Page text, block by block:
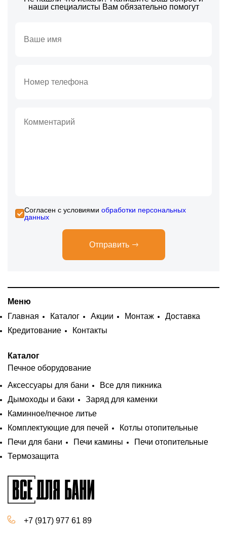
наши специалисты Вам обязательно помогут
Cогласен с условиями обработки персональных
данных
Отправить
Меню
Главная
Каталог Акции Монтаж
Доставка
Кредитование
Контакты
Каталог
Печное оборудование
Аксессуары для бани
Все для пикника
Дымоходы и баки
Заряд для каменки
Каминное/печное литье
Комплектующие для печей
Котлы отопительные
Печи для бани
Печи камины
Печи отопительные
Термозащита
+7 (917) 977 61 89